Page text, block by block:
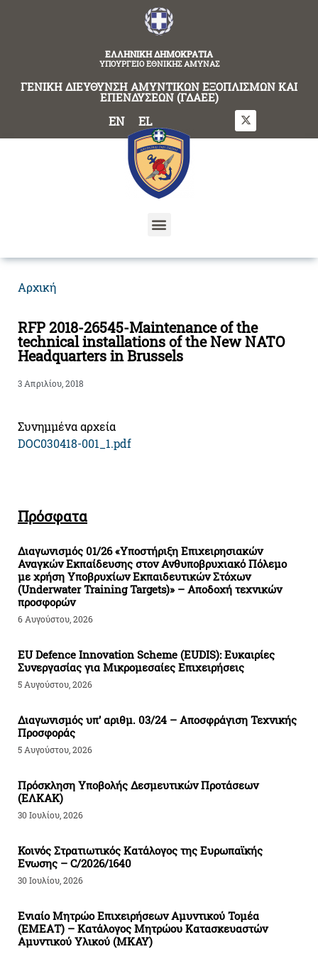
ΕΛΛΗΝΙΚΗ ΔΗΜΟΚΡΑΤΙΑ
ΥΠΟΥΡΓΕΙΟ ΕΘΝΙΚΗΣ ΑΜΥΝΑΣ
ΓΕΝΙΚΗ ΔΙΕΥΘΥΝΣΗ ΑΜΥΝΤΙΚΩΝ ΕΞΟΠΛΙΣΜΩΝ ΚΑΙ
ΕΠΕΝΔΥΣΕΩΝ (ΓΔΑΕΕ)
EN EL
Αρχική
RFP 2018-26545-Maintenance of the
technical installations of the New NATO
Headquarters in Brussels
3 Απριλίου, 2018
Συνημμένα αρχεία
DOC030418-001_1.pdf
Πρόσφατα
Διαγωνισμός 01/26 «Υποστήριξη Επιχειρησιακών
Αναγκών Εκπαίδευσης στον Ανθυποβρυχιακό Πόλεμο
με χρήση Υποβρυχίων Εκπαιδευτικών Στόχων
(Underwater Training Targets)» – Αποδοχή τεχνικών
προσφορών
6 Αυγούστου, 2026
EU Defence Innovation Scheme (EUDIS): Ευκαιρίες
Συνεργασίας για Μικρομεσαίες Επιχειρήσεις
5 Αυγούστου, 2026
Διαγωνισμός υπ’ αριθμ. 03/24 – Αποσφράγιση Τεχνικής
Προσφοράς
5 Αυγούστου, 2026
Πρόσκληση Υποβολής Δεσμευτικών Προτάσεων
(ΕΛΚΑΚ)
30 Ιουλίου, 2026
Κοινός Στρατιωτικός Κατάλογος της Ευρωπαϊκής
Ενωσης – C/2026/1640
30 Ιουλίου, 2026
Ενιαίο Μητρώο Επιχειρήσεων Αμυντικού Τομέα
(ΕΜΕΑΤ) – Κατάλογος Μητρώου Κατασκευαστών
Αμυντικού Υλικού (ΜΚΑΥ)